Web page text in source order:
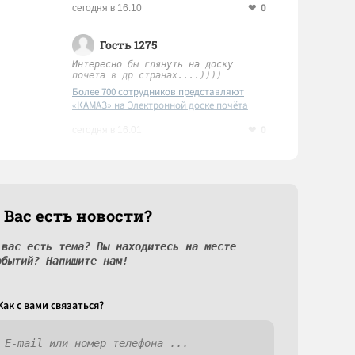
сегодня в 16:10 0
Гость 1275
Интересно бы глянуть на доску
почета в др странах....))))
Более 700 сотрудников представляют
«КАМАЗ» на Электронной доске почёта
есть новости?
есть тема? Вы находитесь на месте
Напишите нам!
c вами связаться?